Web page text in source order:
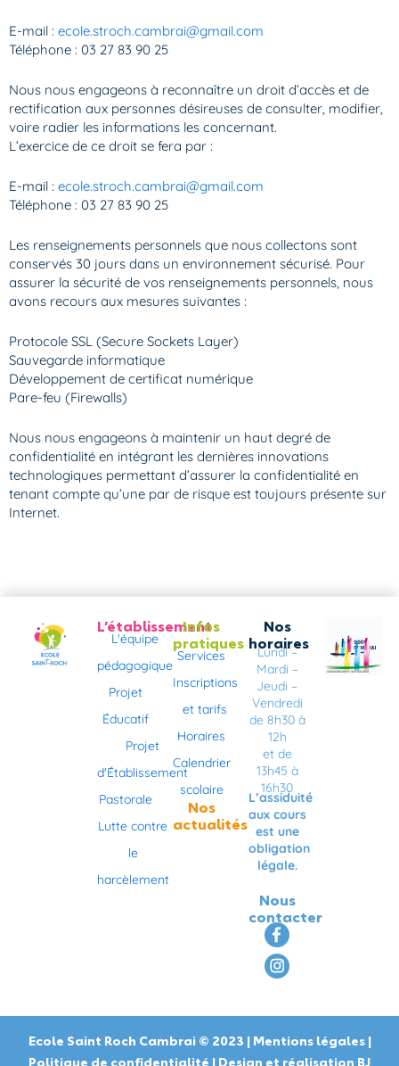
E-mail : ecole.stroch.cambrai@gmail.com
Téléphone : 03 27 83 90 25
Nous nous engageons à reconnaître un droit d’accès et de
rectification aux personnes désireuses de consulter, modifier,
voire radier les informations les concernant.
L’exercice de ce droit se fera par :
E-mail : ecole.stroch.cambrai@gmail.com
Téléphone : 03 27 83 90 25
Les renseignements personnels que nous collectons sont
conservés 30 jours dans un environnement sécurisé. Pour
assurer la sécurité de vos renseignements personnels, nous
avons recours aux mesures suivantes :
Protocole SSL (Secure Sockets Layer)
Sauvegarde informatique
Développement de certificat numérique
Pare-feu (Firewalls)
Nous nous engageons à maintenir un haut degré de
confidentialité en intégrant les dernières innovations
technologiques permettant d’assurer la confidentialité en
tenant compte qu’une par de risque est toujours présente sur
Internet.
L’établissement
L'équipe
pédagogique
Projet
Éducatif
Projet
d'Établissement
Pastorale
Lutte contre
le
harcèlement
Infos
pratiques
Services
Inscriptions
et tarifs
Horaires
Calendrier
scolaire
Nos
actualités
Nos
horaires
Lundi –
Mardi –
Jeudi –
Vendredi
de 8h30 à
12h
et de
13h45 à
16h30
L’assiduité
aux cours
est une
obligation
légale.
Nous
contacter
F
a
c
e
b
I
n
s
t
a
Ecole Saint Roch Cambrai © 2023 | Mentions légales|
Politique de confidentialité | Design et réalisation BJ